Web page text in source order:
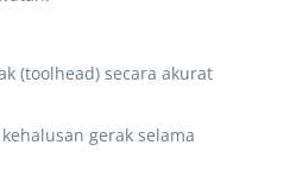
(toolhead) secara akurat
gerak selama